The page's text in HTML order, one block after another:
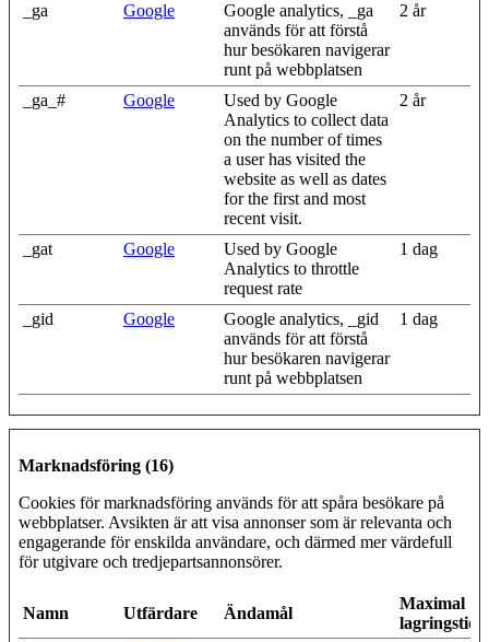
_ga Google
Google analytics, _ga
används för att förstå
hur besökaren navigerar
runt på webbplatsen
2 år
_ga_# Google
Used by Google
Analytics to collect data
on the number of times
a user has visited the
website as well as dates
for the first and most
recent visit.
2 år
_gat Google
Used by Google
Analytics to throttle
request rate
1 dag
_gid Google
Google analytics, _gid
används för att förstå
hur besökaren navigerar
runt på webbplatsen
1 dag
Marknadsföring (16)
Cookies för marknadsföring används för att spåra besökare på
webbplatser. Avsikten är att visa annonser som är relevanta och
engagerande för enskilda användare, och därmed mer värdefull
för utgivare och tredjepartsannonsörer.
Namn Utfärdare Ändamål
Maximal
lagringstid